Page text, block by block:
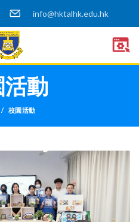
info@hktalhk.edu.hk
動
校園活動